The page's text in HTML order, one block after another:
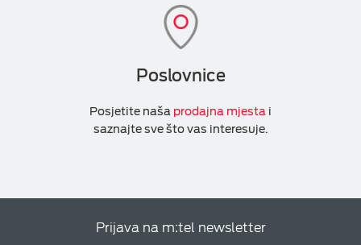
Poslovnice
Posjetite naša prodajna mjesta i
saznajte sve što vas interesuje.
Prijava na m:tel newsletter